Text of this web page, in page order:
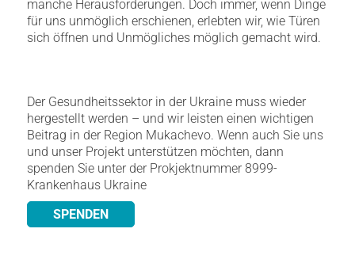
manche Herausforderungen. Doch immer, wenn Dinge
für uns unmöglich erschienen, erlebten wir, wie Türen
sich öffnen und Unmögliches möglich gemacht wird.
Der Gesundheitssektor in der Ukraine muss wieder
hergestellt werden – und wir leisten einen wichtigen
Beitrag in der Region Mukachevo. Wenn auch Sie uns
und unser Projekt unterstützen möchten, dann
spenden Sie unter der Prokjektnummer 8999-
Krankenhaus Ukraine
SPENDEN